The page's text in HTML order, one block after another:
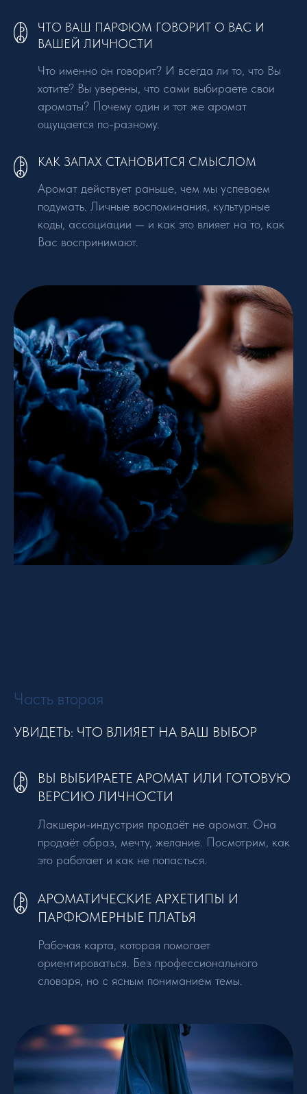
ЧТО ВАШ ПАРФЮМ ГОВОРИТ О ВАС И
ВАШЕЙ ЛИЧНОСТИ
Что именно он говорит? И всегда ли то, что Вы
хотите? Вы уверены, что сами выбираете свои
ароматы? Почему один и тот же аромат
ощущается по-разному.
КАК ЗАПАХ СТАНОВИТСЯ СМЫСЛОМ
Аромат действует раньше, чем мы успеваем
подумать. Личные воспоминания, культурные
коды, ассоциации — и как это влияет на то, как
Вас воспринимают.
Часть вторая
УВИДЕТЬ: ЧТО ВЛИЯЕТ НА ВАШ ВЫБОР
ВЫ ВЫБИРАЕТЕ АРОМАТ ИЛИ ГОТОВУЮ
ВЕРСИЮ ЛИЧНОСТИ
Лакшери-индустрия продаёт не аромат. Она
продаёт образ, мечту, желание. Посмотрим, как
это работает и как не попасться.
АРОМАТИЧЕСКИЕ АРХЕТИПЫ И
ПАРФЮМЕРНЫЕ ПЛАТЬЯ
Рабочая карта, которая помогает
ориентироваться. Без профессионального
словаря, но с ясным пониманием темы.